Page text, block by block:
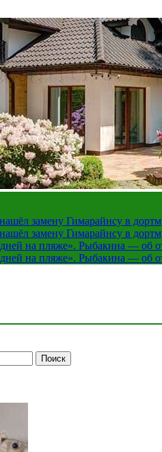
замену Гимарайнсу в
замену Гимарайнсу в
на пляже». Рыбакина — об
на пляже». Рыбакина — об